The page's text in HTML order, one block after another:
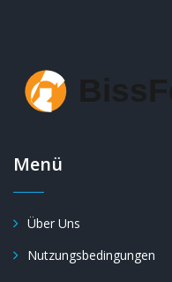
Menü
Über Uns
Nutzungsbedingungen